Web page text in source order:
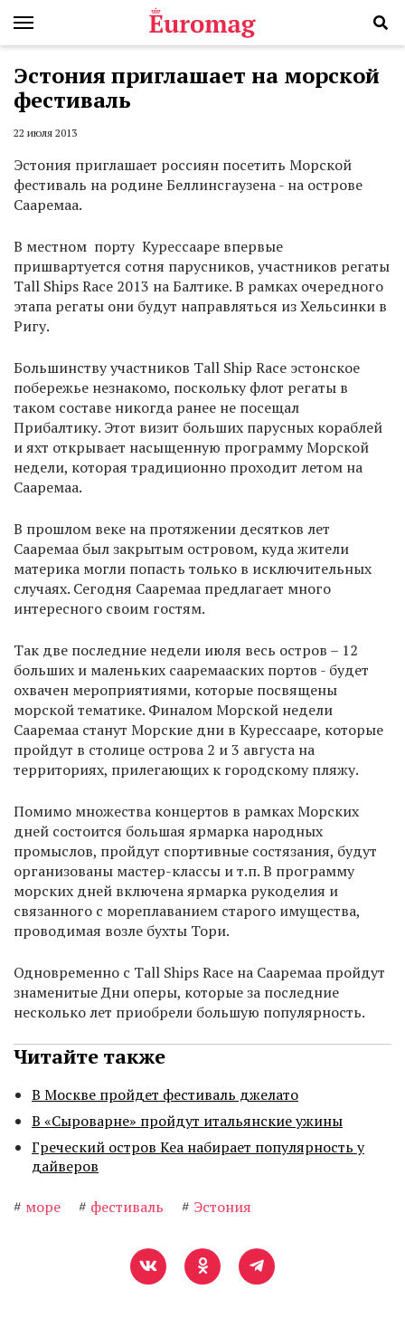
Эстония приглашает на морской
фестиваль
22 июля 2013
Эстония приглашает россиян посетить Морской
фестиваль на родине Беллинсгаузена - на острове
Сааремаа.
В местном порту Курессааре впервые
пришвартуется сотня парусников, участников регаты
Tall Ships Race 2013 на Балтике. В рамках очередного
этапа регаты они будут направляться из Хельсинки в
Ригу.
Большинству участников Tall Ship Race эстонское
побережье незнакомо, поскольку флот регаты в
таком составе никогда ранее не посещал
Прибалтику. Этот визит больших парусных кораблей
и яхт открывает насыщенную программу Морской
недели, которая традиционно проходит летом на
Сааремаа.
В прошлом веке на протяжении десятков лет
Сааремаа был закрытым островом, куда жители
материка могли попасть только в исключительных
случаях. Сегодня Сааремаа предлагает много
интересного своим гостям.
Так две последние недели июля весь остров – 12
больших и маленьких сааремааских портов - будет
охвачен мероприятиями, которые посвящены
морской тематике. Финалом Морской недели
Сааремаа станут Морские дни в Курессааре, которые
пройдут в столице острова 2 и 3 августа на
территориях, прилегающих к городскому пляжу.
Помимо множества концертов в рамках Морских
дней состоится большая ярмарка народных
промыслов, пройдут спортивные состязания, будут
организованы мастер-классы и т.п. В программу
морских дней включена ярмарка рукоделия и
связанного с мореплаванием старого имущества,
проводимая возле бухты Тори.
Одновременно с Tall Ships Race на Сааремаа пройдут
знаменитые Дни оперы, которые за последние
несколько лет приобрели большую популярность.
Читайте также
В Москве пройдет фестиваль джелато
В «Сыроварне» пройдут итальянские ужины
Греческий остров Кеа набирает популярность у
дайверов
# море # фестиваль # Эстония